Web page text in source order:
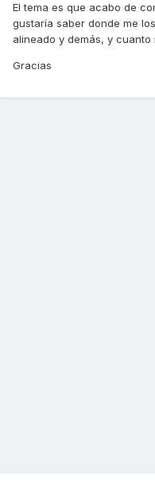
El tema es que acabo de
gustaría saber donde me
alineado y demás, y
Gracias